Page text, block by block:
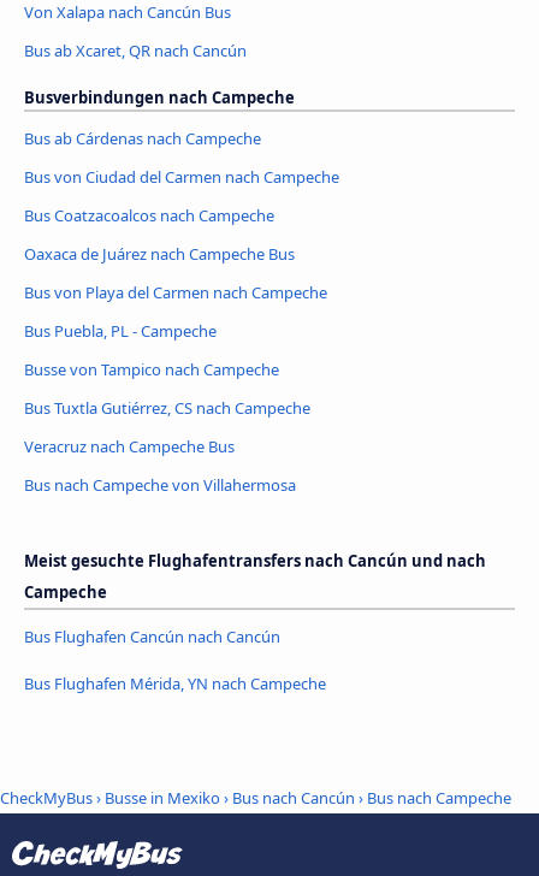
Von Xalapa nach Cancún Bus
Bus ab Xcaret, QR nach Cancún
Busverbindungen nach Campeche
Bus ab Cárdenas nach Campeche
Bus von Ciudad del Carmen nach Campeche
Bus Coatzacoalcos nach Campeche
Oaxaca de Juárez nach Campeche Bus
Bus von Playa del Carmen nach Campeche
Bus Puebla, PL - Campeche
Busse von Tampico nach Campeche
Bus Tuxtla Gutiérrez, CS nach Campeche
Veracruz nach Campeche Bus
Bus nach Campeche von Villahermosa
Meist gesuchte Flughafentransfers nach Cancún und nach
Campeche
Bus Flughafen Cancún nach Cancún
Bus Flughafen Mérida, YN nach Campeche
CheckMyBus› Busse in Mexiko› Bus nach Cancún › Bus nach Campeche